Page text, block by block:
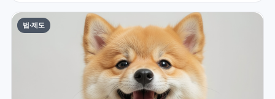
법·제도